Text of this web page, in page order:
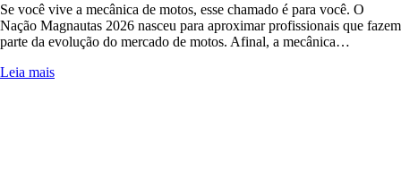
Se você vive a mecânica de motos, esse chamado é para você. O
Nação Magnautas 2026 nasceu para aproximar profissionais que fazem
parte da evolução do mercado de motos. Afinal, a mecânica…
Leia mais